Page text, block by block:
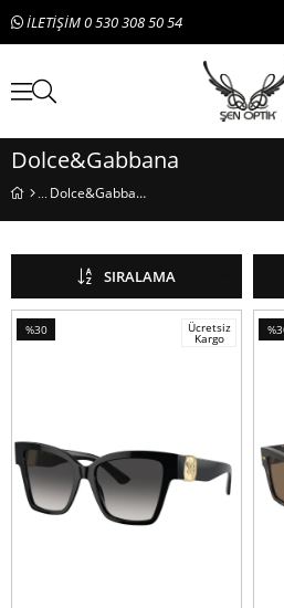
İLETİŞİM 0 530 308 50 54
Dolce&Gabbana
Dolce&Gabbana
SIRALAMA
%30
Ücretsiz
Kargo